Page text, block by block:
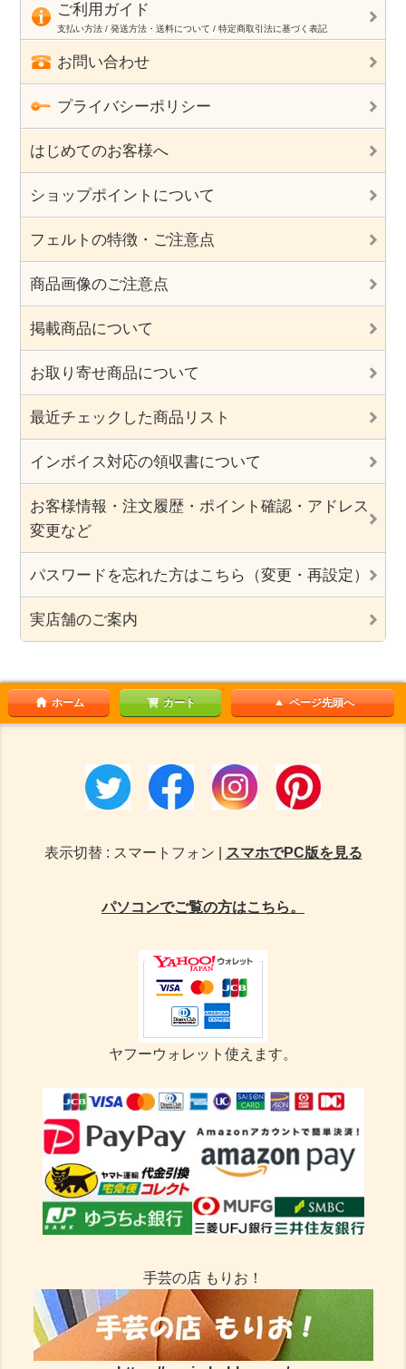
ご利用ガイド
支払い方法 / 発送方法・送料について / 特定商取引法に基づく表記
お問い合わせ
プライバシーポリシー
はじめてのお客様へ
ショップポイントについて
フェルトの特徴・ご注意点
商品画像のご注意点
掲載商品について
お取り寄せ商品について
最近チェックした商品リスト
インボイス対応の領収書について
お客様情報・注文履歴・ポイント確認・アドレス
変更など
パスワードを忘れた方はこちら（変更・再設定）
実店舗のご案内
ホーム カート ページ先頭へ
表示切替 : スマートフォン | スマホでPC版を見る
パソコンでご覧の方はこちら。
ヤフーウォレット使えます。
手芸の店 もりお！